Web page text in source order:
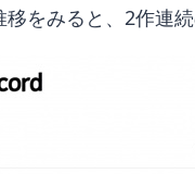
移をみると、2作連